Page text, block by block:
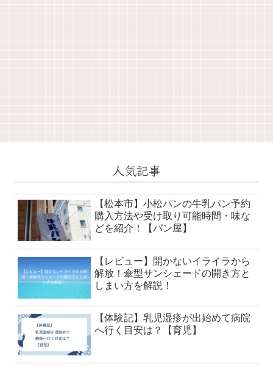
人気記事
【松本市】小松パンの牛乳パン予約
購入方法や受け取り可能時間・味な
どを紹介！【パン屋】
【レビュー】開かないイライラから
解放！傘型サンシェードの開き方と
しまい方を解説！
【体験記】乳児湿疹が出始めて病院
へ行く目安は？【育児】